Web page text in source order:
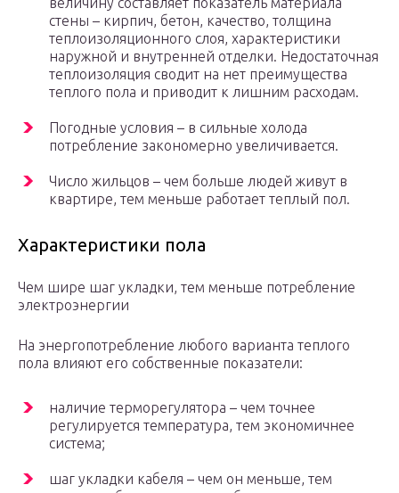
стены – кирпич, бетон, качество, толщина
теплоизоляционного слоя, характеристики
наружной и внутренней отделки. Недостаточная
теплоизоляция сводит на нет преимущества
теплого пола и приводит к лишним расходам.
Погодные условия – в сильные холода
потребление закономерно увеличивается.
Число жильцов – чем больше людей живут в
квартире, тем меньше работает теплый пол.
Характеристики пола
Чем шире шаг укладки, тем меньше потребление
электроэнергии
На энергопотребление любого варианта теплого
пола влияют его собственные показатели:
наличие терморегулятора – чем точнее
регулируется температура, тем экономичнее
система;
шаг укладки кабеля – чем он меньше, тем